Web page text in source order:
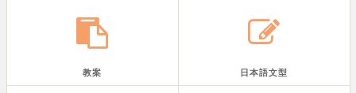
教案 日本語文型